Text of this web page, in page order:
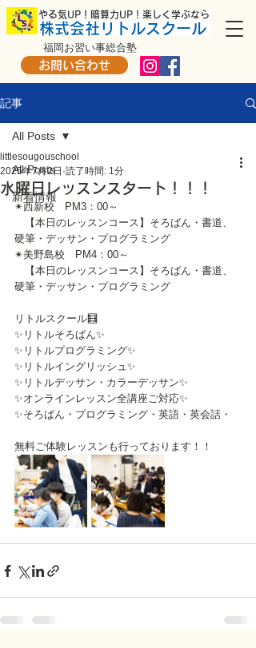
​ やる気UP！暗算力UP！楽しく学ぶなら
株式会社リトルスクール
お問い合わせ
福岡お習い事総合塾
記事
All Posts
新着情報
All Posts
水曜日レッスンスタート！！！
littlesougouschool
2025年7月2日 読了時間: 1分
✴西新校　PM3：00～
【本日のレッスンコース】そろばん・書道、
硬筆・デッサン・プログラミング
✴美野島校　PM4：00～
【本日のレッスンコース】そろばん・書道、
硬筆・デッサン・プログラミング
リトルスクール🧮
✨リトルそろばん✨
✨リトルプログラミング✨
✨リトルイングリッシュ✨
✨リトルデッサン・カラーデッサン✨
✨オンラインレッスン全講座ご対応✨
✨そろばん・プログラミング・英語・英会話・
無料ご体験レッスンも行っております！！